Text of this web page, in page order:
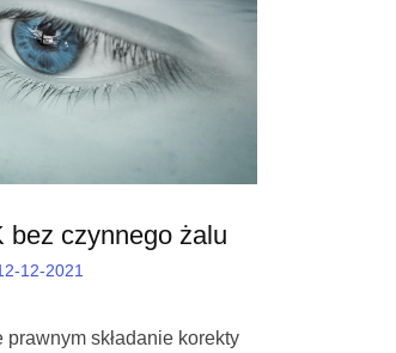
bez czynnego żalu
12-2021
składanie korekty